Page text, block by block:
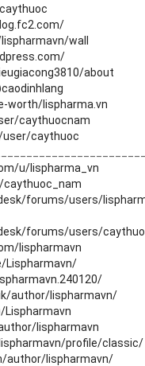
wall
about
worth/lispharma.vn
caythuocnam
caythuoc
u/lispharma_vn
forums/users/
forums/users/
lispharmavn
Lispharmavn/
author/lispharmavn/
lispharmavn
profile/classic/
author/lispharmavn/